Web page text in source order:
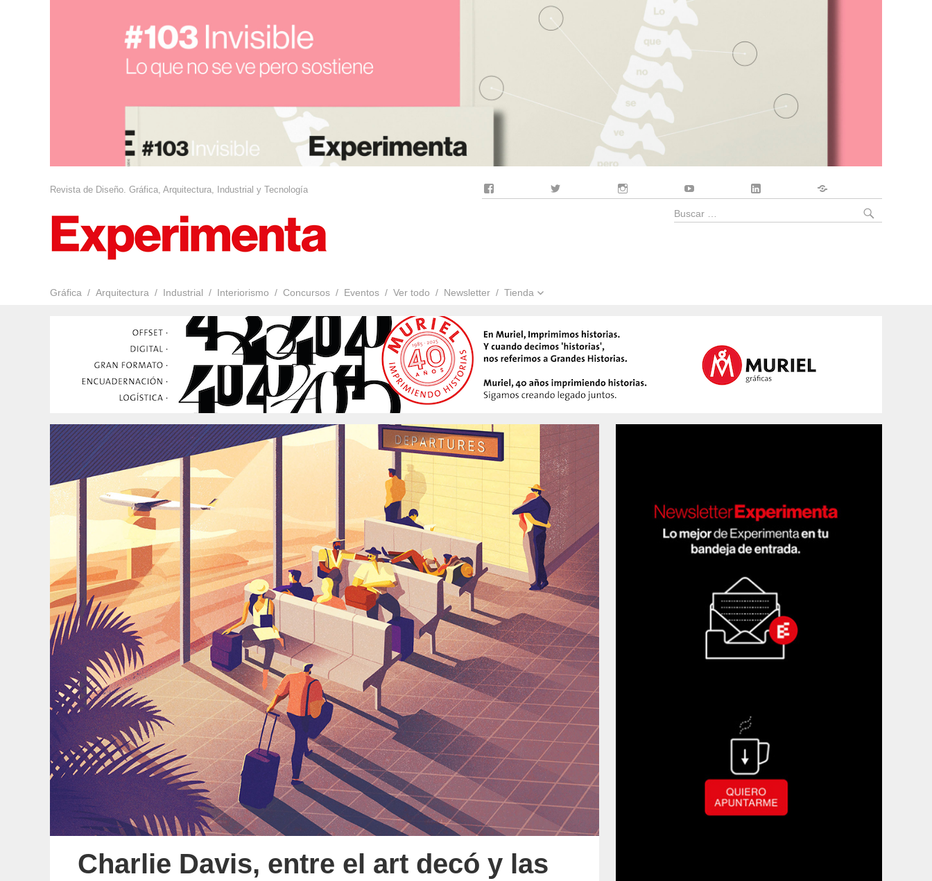
Revista de Diseño. Gráfica, Arquitectura, Industrial y Tecnología
Gráfica Arquitectura Industrial Interiorismo Concursos Eventos Ver todo Newsletter Tienda
Buscar
Charlie Davis, entre el art decó y las